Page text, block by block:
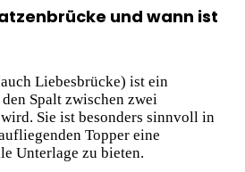
und wann ist
Liebesbrücke) ist ein
Spalt zwischen zwei
Sie ist besonders sinnvoll in
Topper eine
Unterlage zu bieten.